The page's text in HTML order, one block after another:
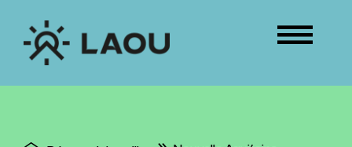
contenu
ÉVÉNEMENTS